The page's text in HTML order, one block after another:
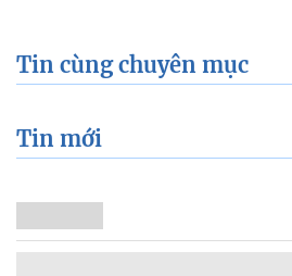
Tin cùng chuyên mục
Tin mới